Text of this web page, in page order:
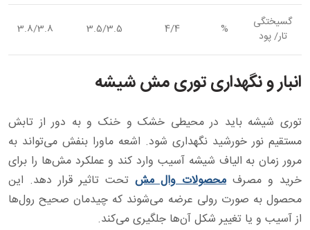
گسیختگی
تار/ پود
%
4/4
3.5/3.5
3.8/3.8
انبار و نگهداری توری مش شیشه
توری شیشه باید در محیطی خشک و خنک و به دور از تابش
مستقیم نور خورشید نگهداری شود. اشعه ماورا بنفش می‌تواند به
مرور زمان به الیاف شیشه آسیب وارد کند و عملکرد مش‌ها را برای
خرید و مصرف محصولات وال مش تحت تاثیر قرار دهد. این
محصول به صورت رولی عرضه می‌شوند که چیدمان صحیح رول‌ها
از آسیب و یا تغییر شکل آن‌ها جلگیری می‌کند.